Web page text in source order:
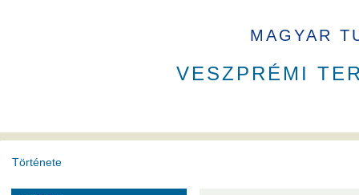
MAGYAR
VESZPRÉMI
Története